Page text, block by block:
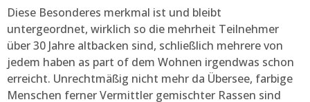
Diese Besonderes merkmal ist und bleibt
untergeordnet, wirklich so die mehrheit Teilnehmer
über 30 Jahre altbacken sind, schließlich mehrere von
jedem haben as part of dem Wohnen irgendwas schon
erreicht. Unrechtmäßig nicht mehr da Übersee, farbige
Menschen ferner Vermittler gemischter Rassen sind